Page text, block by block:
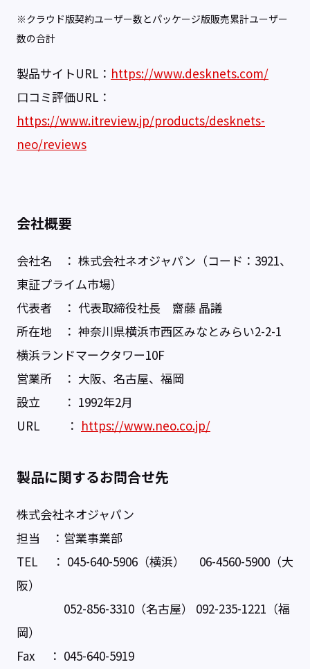
※クラウド版契約ユーザー数とパッケージ版販売累計ユーザー
数の合計
製品サイトURL： https://www.desknets.com/
口コミ評価URL：
https://www.itreview.jp/products/desknets-
neo/reviews
会社概要
会社名 ： 株式会社ネオジャパン（コード：3921、
東証プライム市場）
代表者 ： 代表取締役社長 齋藤 晶議
所在地 ： 神奈川県横浜市西区みなとみらい2-2-1
横浜ランドマークタワー10F
営業所 ： 大阪、名古屋、福岡
設立 ： 1992年2月
URL ： https://www.neo.co.jp/
製品に関するお問合せ先
株式会社ネオジャパン
担当 ：営業事業部
TEL ： 045-640-5906（横浜） 06-4560-5900（大
阪）
052-856-3310（名古屋） 092-235-1221（福
岡）
Fax ： 045-640-5919